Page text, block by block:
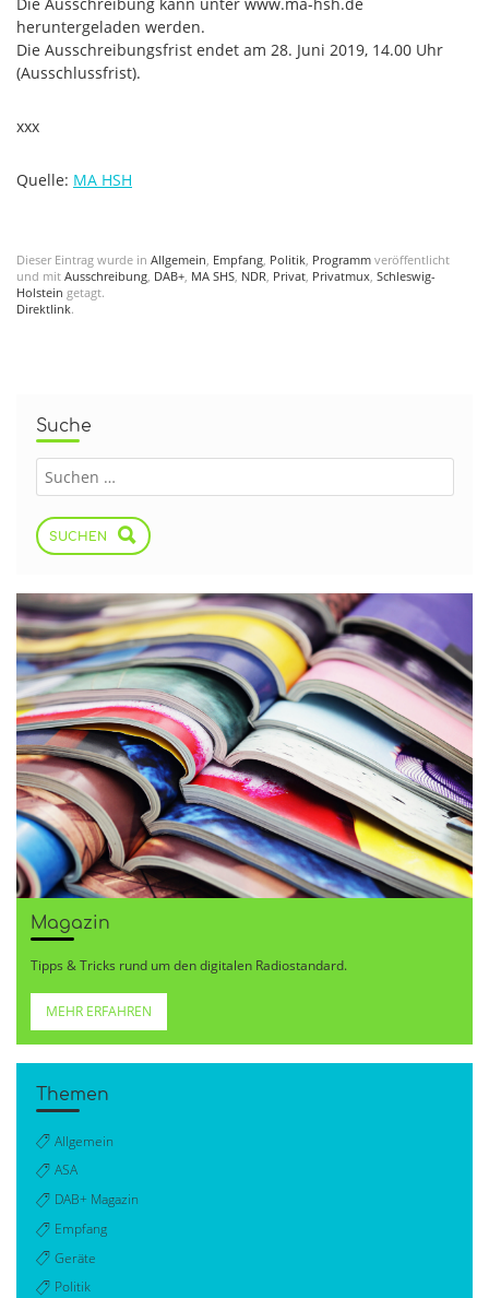
heruntergeladen werden.
Die Ausschreibungsfrist endet am 28. Juni 2019, 14.00 Uhr
(Ausschlussfrist).
xxx
Quelle: MA HSH
Dieser Eintrag wurde in Allgemein, Empfang, Politik, Programm veröffentlicht
und mit Ausschreibung, DAB+, MA SHS, NDR, Privat, Privatmux, Schleswig-
Holstein getagt.
Direktlink.
Suche
SUCHEN
Magazin
Tipps & Tricks rund um den digitalen Radiostandard.
MEHR ERFAHREN
Themen
Allgemein
ASA
DAB+ Magazin
Empfang
Geräte
Politik